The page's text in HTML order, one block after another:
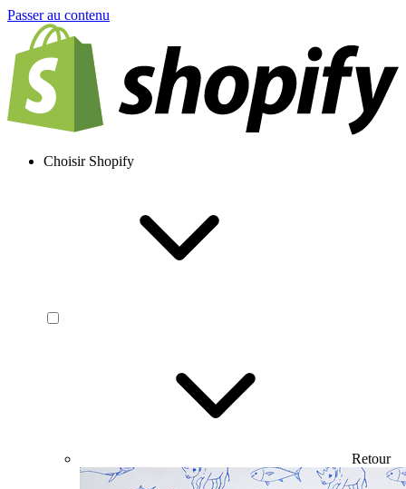
Passer au contenu
Choisir Shopify
Retour